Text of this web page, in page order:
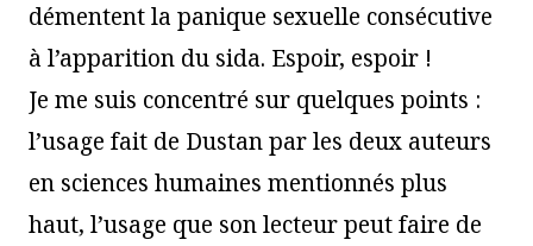
démentent la panique sexuelle consécutive
à l’apparition du sida. Espoir, espoir !
Je me suis concentré sur quelques points :
l’usage fait de Dustan par les deux auteurs
en sciences humaines mentionnés plus
haut, l’usage que son lecteur peut faire de